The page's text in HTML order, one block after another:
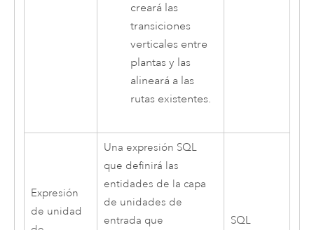
creará las
transiciones
verticales entre
plantas y las
alineará a las
rutas existentes.
Expresión
de unidad
Una expresión SQL
que definirá las
entidades de la capa
de unidades de
entrada que
SQL